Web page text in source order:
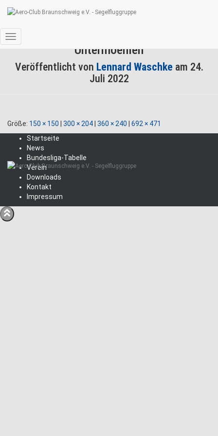
Navigation
Untermoehlen
Veröffentlicht von Lennard Waschke am 24.
Juli 2022
Größe: 150 × 150 300 × 204 360 × 240
692 × 471
Startseite
News
Bundesliga-Tabelle
Verein
Downloads
Kontakt
Impressum